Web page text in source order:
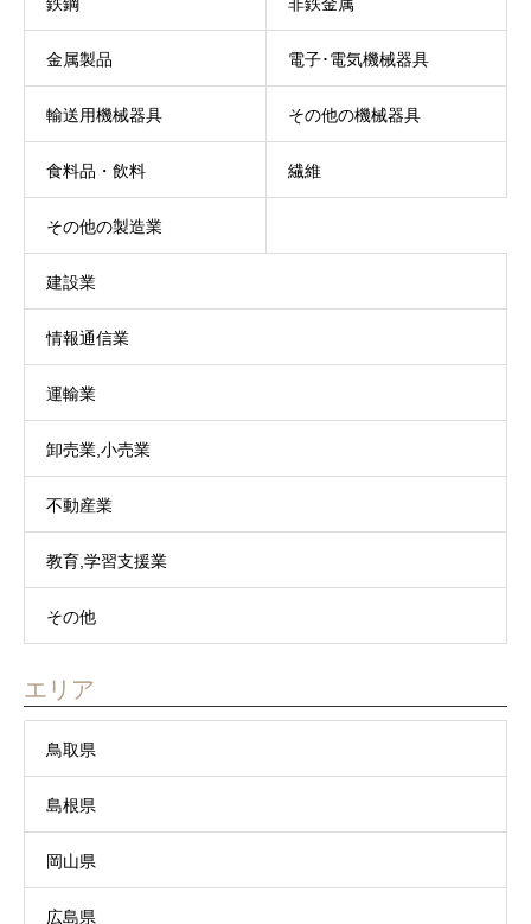
鉄鋼 非鉄金属
金属製品 電子･電気機械器具
輸送用機械器具 その他の機械器具
食料品・飲料 繊維
その他の製造業
建設業
情報通信業
運輸業
卸売業,小売業
不動産業
教育,学習支援業
その他
エリア
鳥取県
島根県
岡山県
広島県